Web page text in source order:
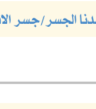
الجسر/جسر